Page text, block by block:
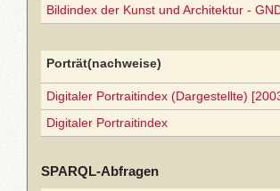
Bildindex der Kunst und Architektur -
Porträt(nachweise)
Digitaler Portraitindex (Dargestellte)
Digitaler Portraitindex
SPARQL-Abfragen